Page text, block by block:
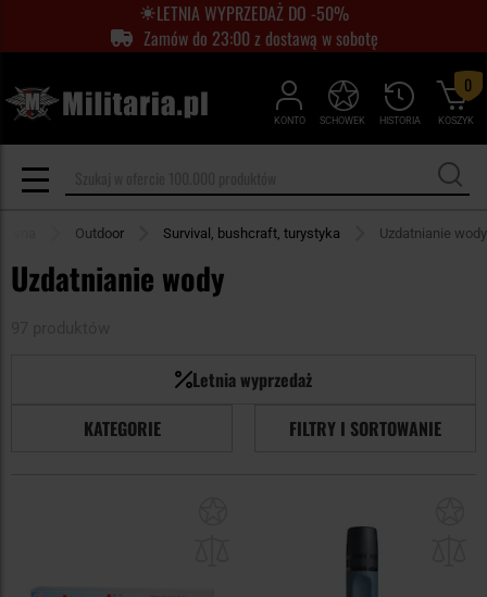
LETNIA WYPRZEDAŻ DO -50%
Zamów do 23:00 z dostawą w sobotę
KONTO HISTORIA
SCHOWEK KOSZYK
0
Outdoor Survival, bushcraft, turystyka Uzdatnianie wody
Uzdatnianie wody
Letnia wyprzedaż
KATEGORIE
FILTRY I SORTOWANIE